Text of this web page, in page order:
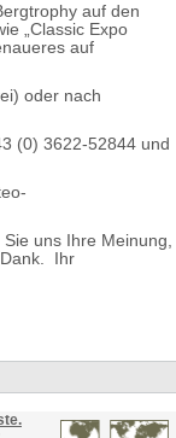
auf den
„Classic Expo
auf
oder nach
(0) 3622-52844 und
uns Ihre Meinung,
Ihr